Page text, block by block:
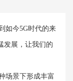
今5G时代的来
发展，让我们的
场景下形成丰富